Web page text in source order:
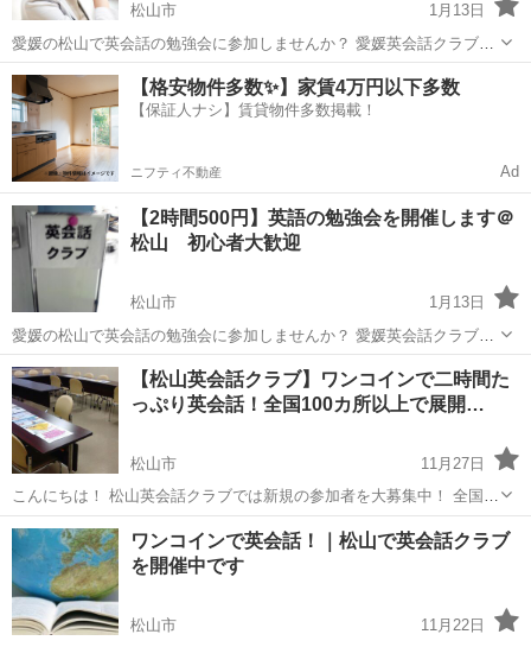
松山市
1月13日
愛媛の松山で英会話の勉強会に参加しませんか？ 愛媛英会話クラブで
は、英会話の勉強会を開催しております。
http://www.ehimeenglish.com/ 全くの初心者から上級者までそれぞれに
レベル分けされた...
愛媛 松山市 英会話 ワンコイン
【格安物件多数✨】家賃4万円以下多数
【保証人ナシ】賃貸物件多数掲載！
ニフティ不動産 Ad
【2時間500円】英語の勉強会を開催します＠
松山 初心者大歓迎
松山市
1月13日
愛媛の松山で英会話の勉強会に参加しませんか？ 愛媛英会話クラブで
は、英会話の勉強会を開催しております。
http://www.ehimeenglish.com/ 全くの初心者から上級者までそれぞれに
レベル分けされた...
愛媛 松山市 英語 初心者
【松山英会話クラブ】ワンコインで二時間た
っぷり英会話！全国100カ所以上で展開…
松山市
11月27日
こんにちは！ 松山英会話クラブでは新規の参加者を大募集中！ 全国で
展開中の英会話クラブを松山で開催中です。 ワンコインで二時間みっ
ちり英会話を練習する こちらの英会話クラブにご参加くださいませ！
・参加...
愛媛 松山市 英会話 クラブ
ワンコインで英会話！｜松山で英会話クラブ
を開催中です
松山市 11月22日